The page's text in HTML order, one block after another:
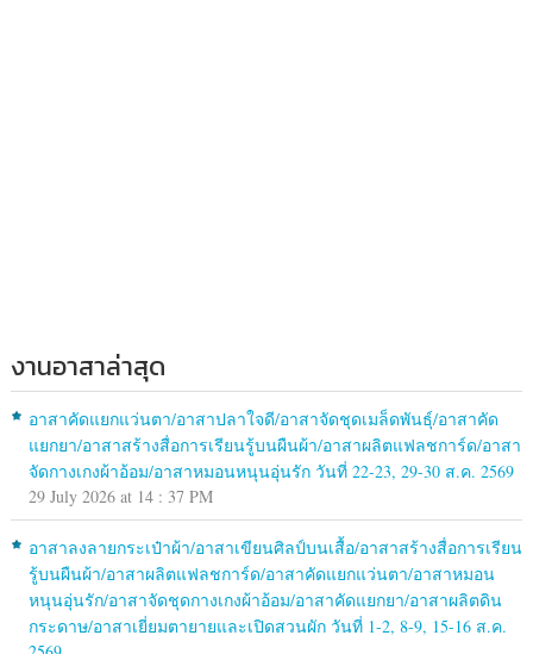
งานอาสาล่าสุด
อาสาคัดแยกแว่นตา/อาสาปลาใจดี/อาสาจัดชุดเมล็ดพันธุ์/อาสาคัด
แยกยา/อาสาสร้างสื่อการเรียนรู้บนผืนผ้า/อาสาผลิตแฟลชการ์ด/อาสา
จัดกางเกงผ้าอ้อม/อาสาหมอนหนุนอุ่นรัก วันที่ 22-23, 29-30 ส.ค. 2569
29 July 2026 at 14 : 37 PM
อาสาลงลายกระเป๋าผ้า/อาสาเขียนศิลป์บนเสื้อ/อาสาสร้างสื่อการเรียน
รู้บนผืนผ้า/อาสาผลิตแฟลชการ์ด/อาสาคัดแยกแว่นตา/อาสาหมอน
หนุนอุ่นรัก/อาสาจัดชุดกางเกงผ้าอ้อม/อาสาคัดแยกยา/อาสาผลิตดิน
กระดาษ/อาสาเยี่ยมตายายและเปิดสวนผัก วันที่ 1-2, 8-9, 15-16 ส.ค.